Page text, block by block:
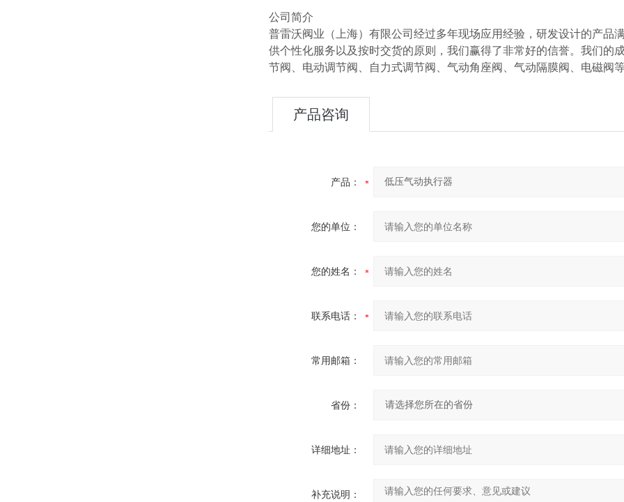
公司简介
普雷沃阀业（上海）有限公司经过多年现场应用经验，研发设计的产品
供个性化服务以及按时交货的原则，我们赢得了非常好的信誉。我们的
节阀、电动调节阀、自力式调节阀、气动角座阀、气动隔膜阀、电磁阀
产品咨询
产品：
您的单位：
您的姓名：
联系电话：
常用邮箱：
省份：
详细地址：
补充说明：